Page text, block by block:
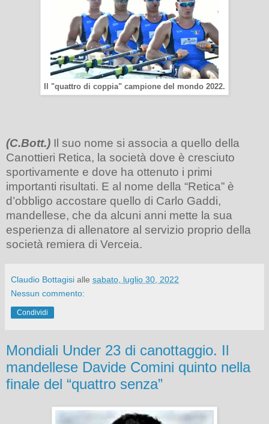
Il "quattro di coppia" campione del mondo 2022.
(C.Bott.) Il suo nome si associa a quello della
Canottieri Retica, la società dove è cresciuto
sportivamente e dove ha ottenuto i primi
importanti risultati. E al nome della “Retica” è
d’obbligo accostare quello di Carlo Gaddi,
mandellese, che da alcuni anni mette la sua
esperienza di allenatore al servizio proprio della
società remiera di Verceia.
Claudio Bottagisi alle sabato, luglio 30, 2022
Nessun commento:
Condividi
Mondiali Under 23 di canottaggio. Il
mandellese Davide Comini quinto nella
finale del “quattro senza”